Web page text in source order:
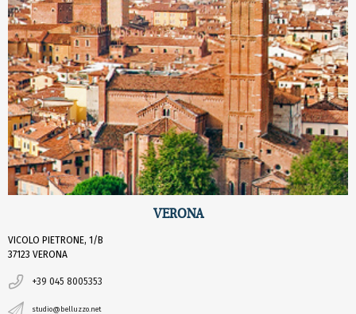
VERONA
VICOLO PIETRONE, 1/B
37123 VERONA
+39 045 8005353
studio@belluzzo.net